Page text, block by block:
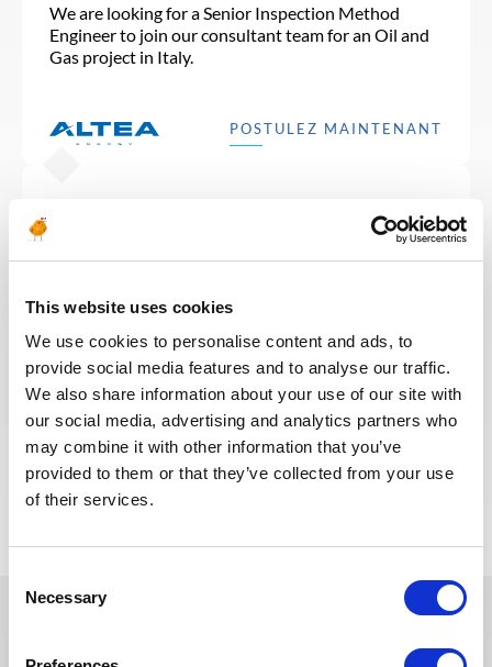
This website uses cookies
We use cookies to personalise content and ads, to
provide social media features and to analyse our traffic.
We also share information about your use of our site with
our social media, advertising and analytics partners who
may combine it with other information that you’ve
provided to them or that they’ve collected from your use
of their services.
Selection
Necessary
We are looking for a Senior Inspection Method
Engineer to join our consultant team for an Oil and
Gas project in Italy.
POSTULEZ MAINTENANT
Publié il y a 25 jours
Expert in Voith gear
LIBYE
We are looking for an Expert in Voith gear to join
our consultant team for an Oil and Gas project in
Libya.
POSTULEZ MAINTENANT
Ces dernières années, nous avons